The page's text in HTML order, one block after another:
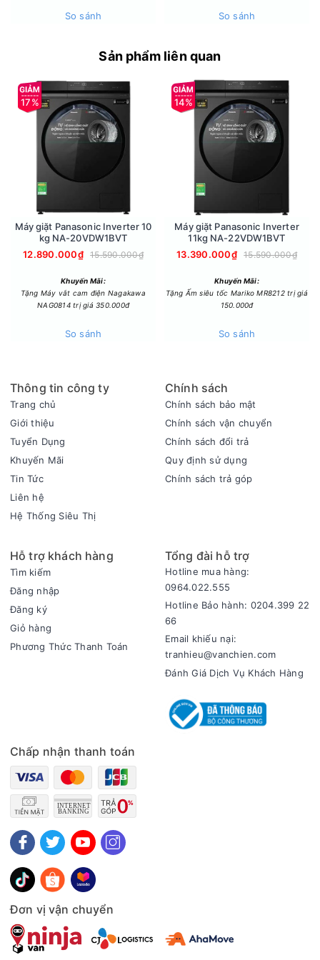
Công nghệ Essence Wash 2.0 nâng cao hiệu quả làm sạch
Máy giặt Aqua được trang bị công nghệ Essence Wash 2.0,
hỗ trợ tăng hiệu quả làm sạch quần áo trong quá trình giặt.
Nhờ đó, quần áo được xử lý tốt hơn trong các lần giặt hằng
Điều khiển từ xa qua ứng dụng Haismart tiện lợi
điều chỉnh chương trình giặt linh hoạt mà không cần thao tác
trực tiếp trên máy.
Tự động vệ sinh ron cửa giúp duy trì độ sạch
Máy giặt Aqua AW12-BD4657U1M(GN) tích hợp tính năng tự
động vệ sinh ron cửa, giúp hạn chế cặn bẩn và xơ vải tích tụ
sau nhiều lần giặt, góp phần giữ môi trường bên trong máy
Thông số kỹ thuật Máy giặt Aqua Inverter 12 kg AW12-
BD4657U1M(GN)
Model:AW12-BD4657U1M(GN)
Nhà sản xuất:Aqua
Thương hiệu đến từ:Nhật Bản
So sánh So sánh
Sản phẩm liên quan
17%
Máy giặt Panasonic Inverter 10
kg NA-20VDW1BVT
12.890.000₫
15.590.000₫
Khuyến Mãi:
Tặng Máy vắt cam điện Nagakawa
NAG0814 trị giá 350.000đ
So sánh
14%
Máy giặt Panasonic Inverter
11kg NA-22VDW1BVT
13.390.000₫
15.590.000₫
Khuyến Mãi:
Tặng Ấm siêu tốc Mariko MR8212 trị giá
150.000đ
So sánh
Thông tin công ty
Trang chủ
Giới thiệu
Tuyển Dụng
Khuyến Mãi
Tin Tức
Liên hệ
Hệ Thống Siêu Thị
Chính sách
Chính sách bảo mật
Chính sách vận chuyển
Chính sách đổi trả
Quy định sử dụng
Chính sách trả góp
Hỗ trợ khách hàng
Tìm kiếm
Đăng nhập
Đăng ký
Giỏ hàng
Phương Thức Thanh Toán
Tổng đài hỗ trợ
Hotline mua hàng:
0964.022.555
Hotline Bảo hành: 0204.399 22
66
Email khiếu nại:
tranhieu@vanchien.com
Đánh Giá Dịch Vụ Khách Hàng
Chấp nhận thanh toán
Đơn vị vận chuyển